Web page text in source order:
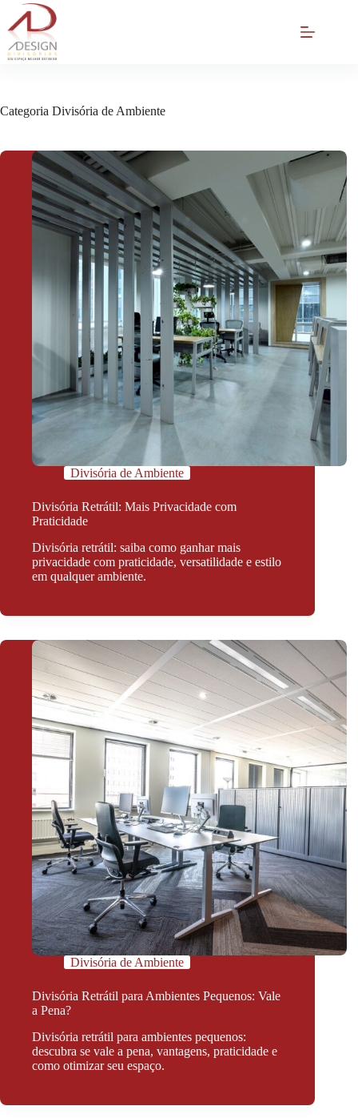
Pular
para
conteúdo
Categoria Divisória de Ambiente
Divisória de Ambiente
Divisória Retrátil: Mais Privacidade com
Praticidade
Divisória retrátil: saiba como ganhar mais
privacidade com praticidade, versatilidade e estilo
em qualquer ambiente.
Divisória de Ambiente
Divisória Retrátil para Ambientes Pequenos: Vale
a Pena?
Divisória retrátil para ambientes pequenos:
descubra se vale a pena, vantagens, praticidade e
como otimizar seu espaço.